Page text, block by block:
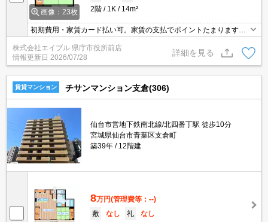
画像：23枚
2階
1K 14m²
初期費用・家賃カード払い可。家賃の支払でポイントたまります
（条件あり）。図書館へ600m。コンビニへ徒歩3分(200m)。スーパ
ーへ350m。都市ガス使用。ガスコンロ設置可。礼金なし。
株式会社エイブル 県庁市役所前店
情報更新日 2026/07/28
詳細を見る
賃貸マンション チサンマンション支倉(306)
仙台市営地下鉄南北線/北四番丁駅 徒歩10分
宮城県仙台市青葉区支倉町
築39年
12階建
8万円(管理費等：--)
敷
なし 礼
なし